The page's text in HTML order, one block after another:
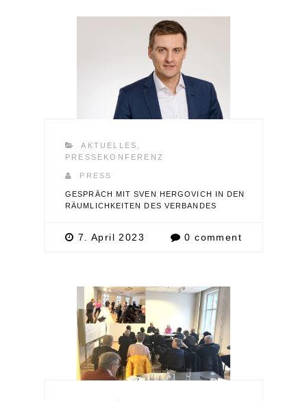
AKTUELLES
PRESSEKONFERENZ
PRESS
GESPRÄCH MIT SVEN HERGOVICH IN DEN
RÄUMLICHKEITEN DES VERBANDES
7. April 2023 0 comment